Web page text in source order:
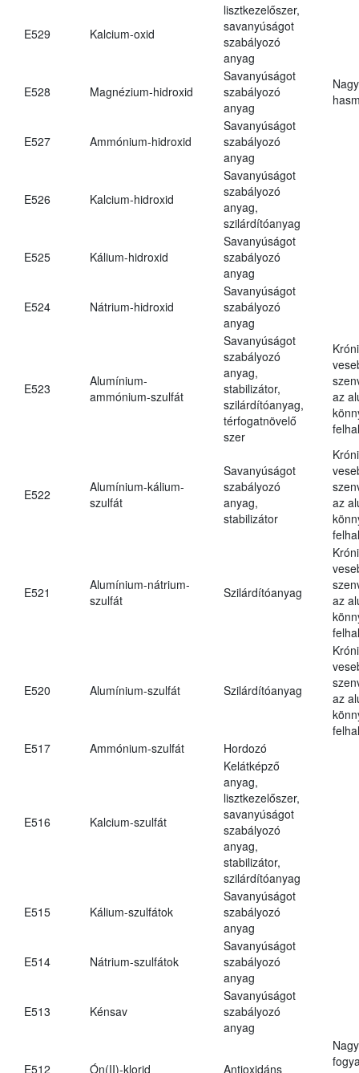
E529 Kalcium-oxid
lisztkezelőszer,
savanyúságot
szabályozó
anyag
E528 Magnézium-hidroxid
Savanyúságot
szabályozó
anyag
E527 Ammónium-hidroxid
Savanyúságot
szabályozó
anyag
E526 Kalcium-hidroxid
Savanyúságot
szabályozó
anyag,
szilárdítóanyag
E525 Kálium-hidroxid
Savanyúságot
szabályozó
anyag
E524 Nátrium-hidroxid
Savanyúságot
szabályozó
anyag
E523
Alumínium-
ammónium-szulfát
Savanyúságot
szabályozó
anyag,
stabilizátor,
szilárdítóanyag,
térfogatnövelő
szer
az
E522
Alumínium-kálium-
szulfát
Savanyúságot
szabályozó
anyag,
stabilizátor
az
E521
Alumínium-nátrium-
szulfát
Szilárdítóanyag
az
E520 Alumínium-szulfát Szilárdítóanyag
az
E517
Ammónium-szulfát Hordozó
E516 Kalcium-szulfát
Kelátképző
anyag,
lisztkezelőszer,
savanyúságot
szabályozó
anyag,
stabilizátor,
szilárdítóanyag
E515 Kálium-szulfátok
Savanyúságot
szabályozó
anyag
E514 Nátrium-szulfátok
Savanyúságot
szabályozó
anyag
E513 Kénsav
Savanyúságot
szabályozó
anyag
E512 Ón(II)-klorid Antioxidáns